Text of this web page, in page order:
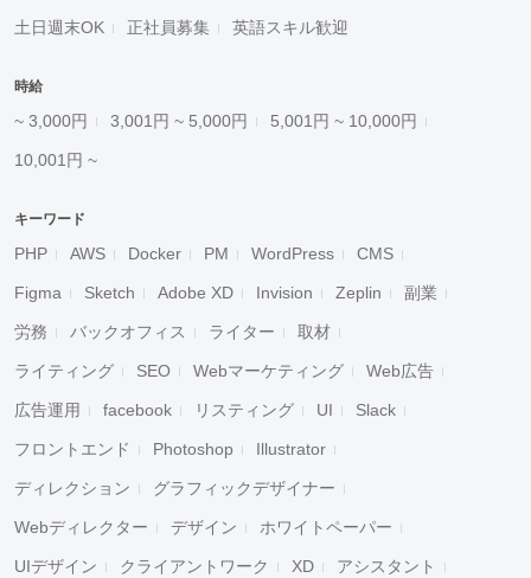
土日週末OK 正社員募集 英語スキル歓迎
時給
~ 3,000円 3,001円 ~ 5,000円 5,001円 ~ 10,000円
10,001円 ~
キーワード
PHP AWS Docker PM WordPress CMS
Figma Sketch Adobe XD Invision Zeplin 副業
労務 バックオフィス ライター 取材
ライティング SEO Webマーケティング Web広告
広告運用 facebook リスティング UI Slack
フロントエンド Photoshop Illustrator
ディレクション グラフィックデザイナー
Webディレクター デザイン ホワイトペーパー
UIデザイン クライアントワーク XD アシスタント